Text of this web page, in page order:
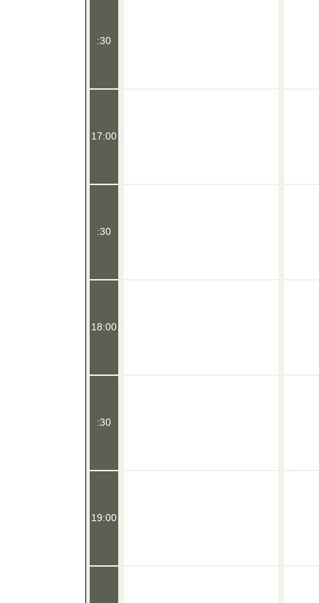
:30
17:00
:30
18:00
:30
19:00